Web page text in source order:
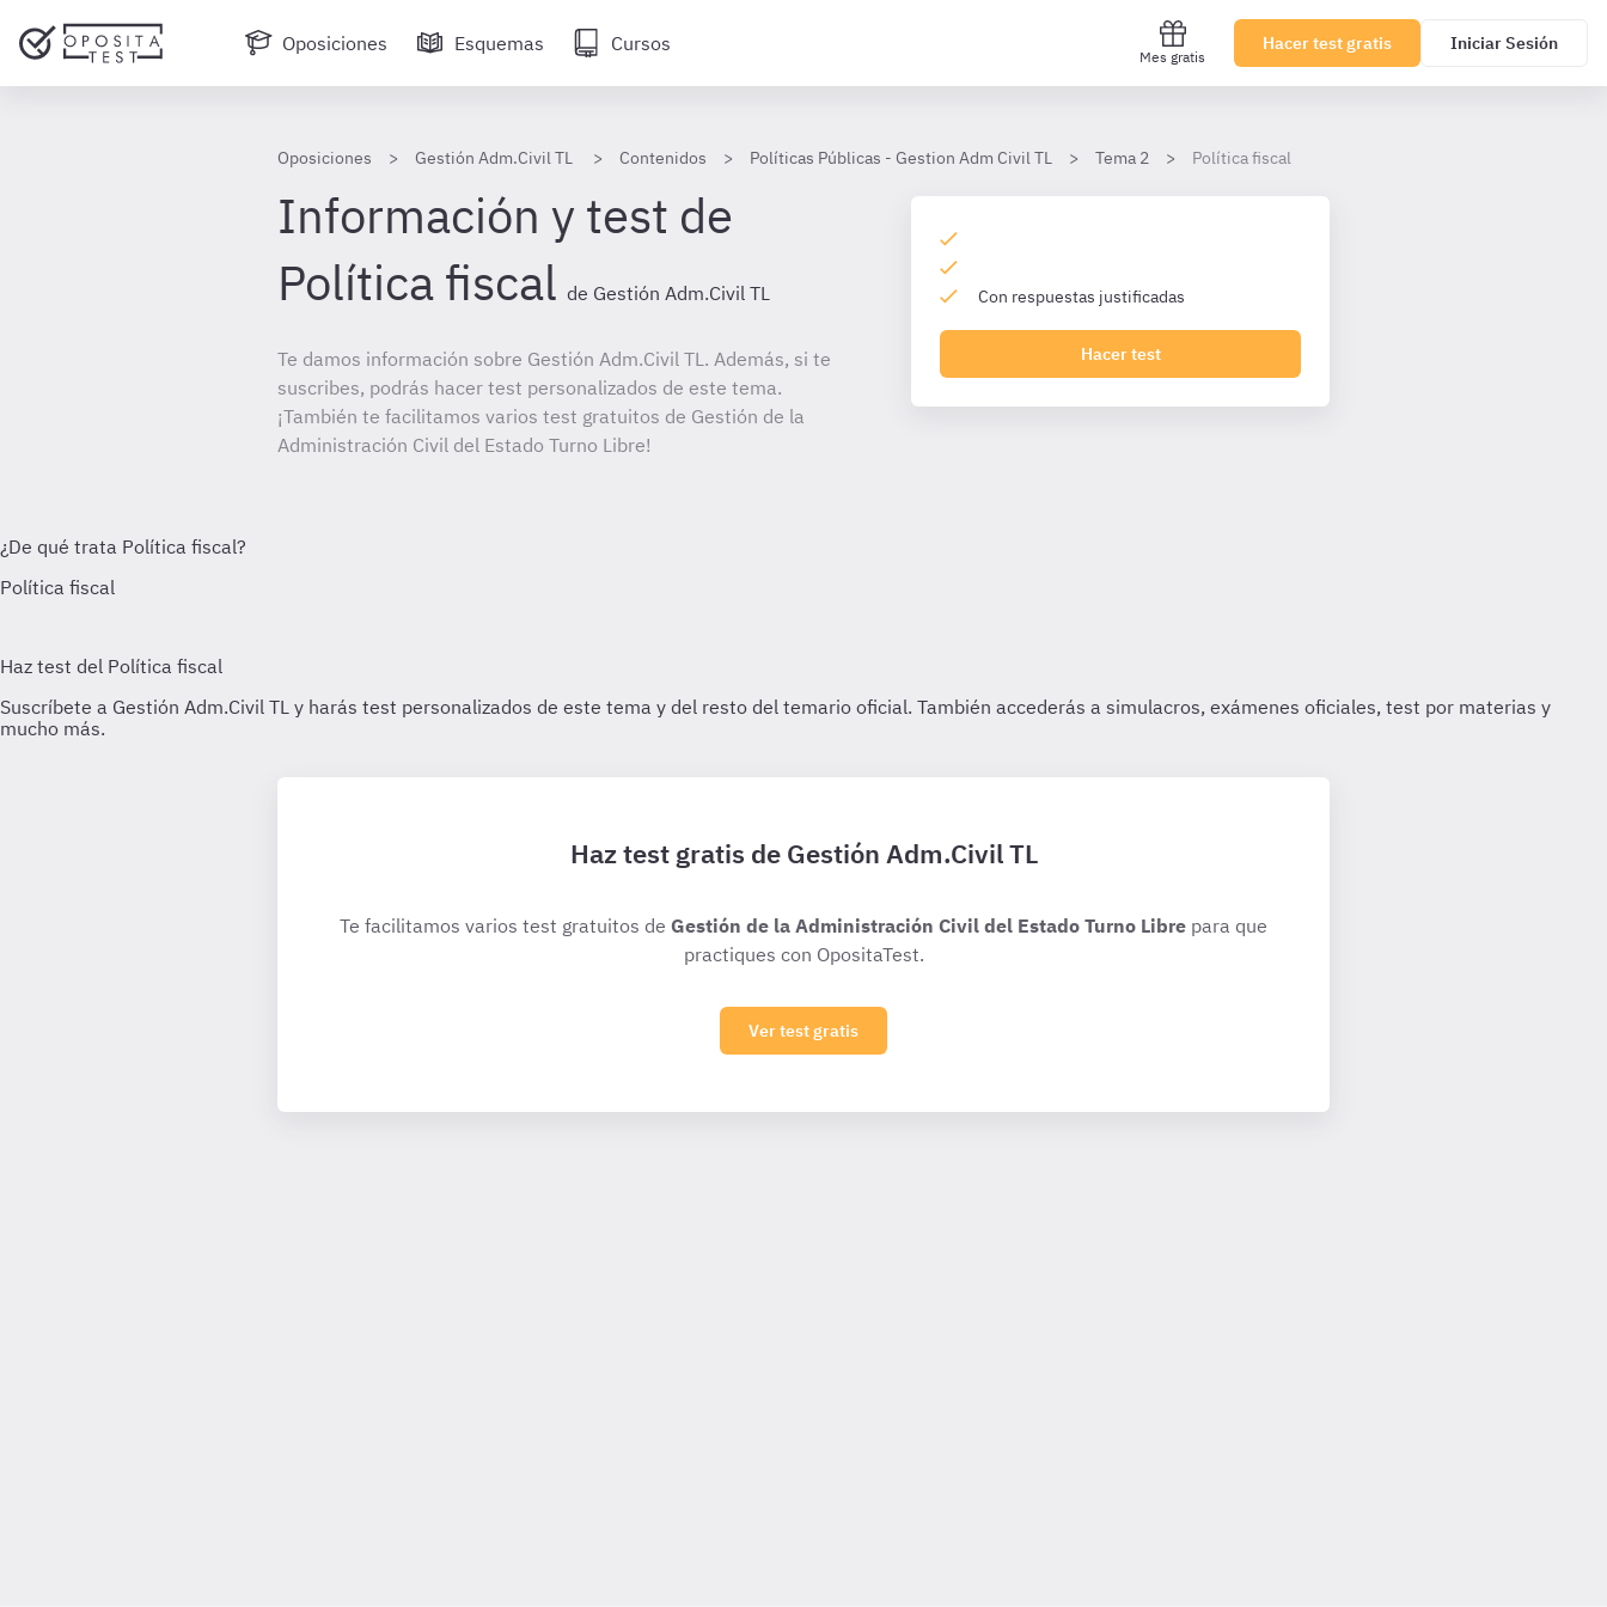
Oposiciones Esquemas Cursos
Mes gratis
Hacer test gratis Iniciar Sesión
Oposiciones Gestión Adm.Civil TL Contenidos Políticas Públicas - Gestion Adm Civil TL Tema 2 Política fiscal
Información y test de
Política fiscal de Gestión Adm.Civil TL
Te damos información sobre Gestión Adm.Civil TL. Además, si te
suscribes, podrás hacer test personalizados de este tema.
¡También te facilitamos varios test gratuitos de Gestión de la
Administración Civil del Estado Turno Libre!
Con respuestas justificadas
Hacer test
Haz test gratis de Gestión Adm.Civil TL
Te facilitamos varios test gratuitos de Gestión de la Administración Civil del Estado Turno Libre para que
practiques con OpositaTest.
Ver test gratis